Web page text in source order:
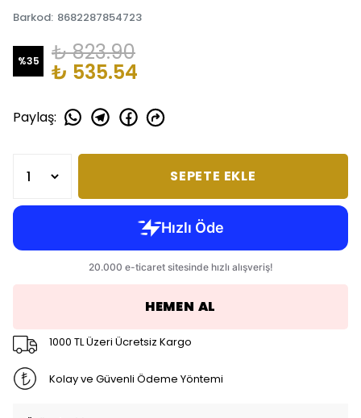
Barkod: 8682287854723
%35 ₺ 823.90
₺ 535.54
Paylaş:
SEPETE EKLE
HEMEN AL
1000 TL Üzeri Ücretsiz Kargo
Kolay ve Güvenli Ödeme Yöntemi